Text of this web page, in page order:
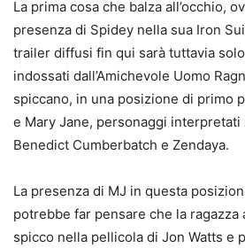
La prima cosa che balza all’occhio,
presenza di Spidey nella sua Iron
trailer diffusi fin qui sarà tuttavia
indossati dall’Amichevole Uomo
spiccano, in una posizione di primo
e Mary Jane, personaggi
Benedict Cumberbatch e Zendaya.
La presenza di MJ in questa
potrebbe far pensare che la ragazza
spicco nella pellicola di Jon Watts e